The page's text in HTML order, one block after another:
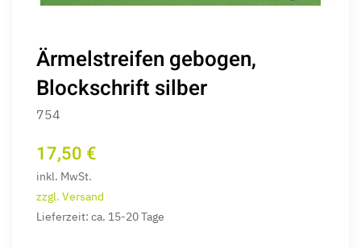
Ärmelstreifen gebogen,
Blockschrift silber
754
17,50 €
inkl. MwSt.
zzgl. Versand
Lieferzeit: ca. 15-20 Tage